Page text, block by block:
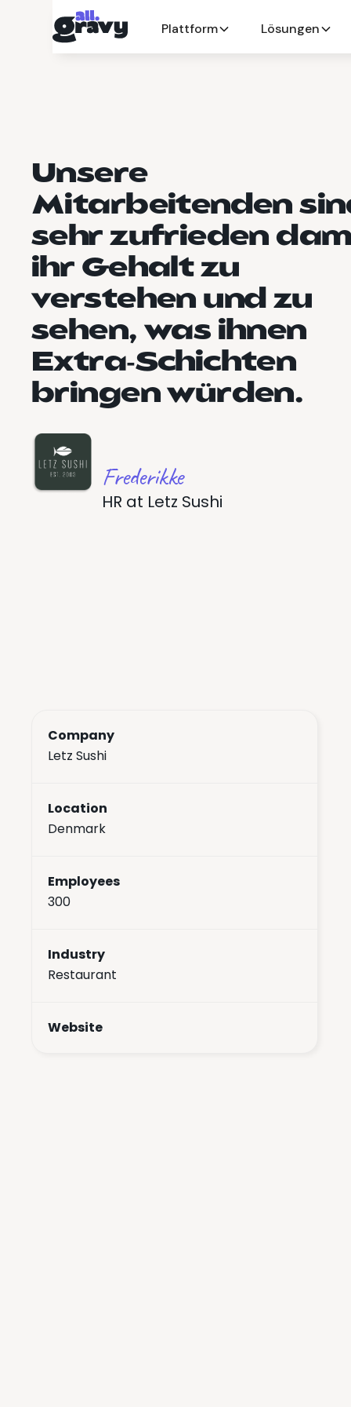
Plattform Lösungen
Unsere
Mitarbeitenden
sehr zufrieden
ihr Gehalt zu
verstehen und zu
sehen, was ihnen
Extra-Schichten
bringen würden.
Frederikke
HR at Letz Sushi
Company
Letz Sushi
Location
Denmark
Employees
300
Industry
Restaurant
Website